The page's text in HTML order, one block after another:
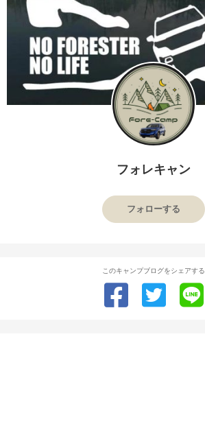
フォレキャン
フォローする
このキャンプブログをシェアする